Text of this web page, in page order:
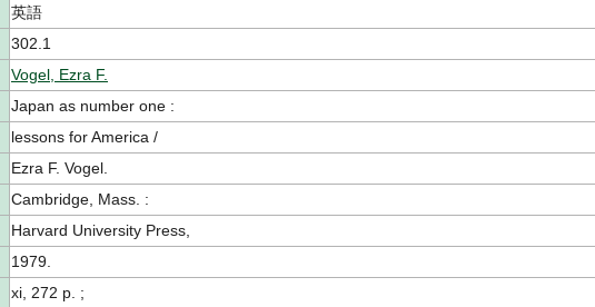
英語
302.1
Vogel, Ezra F.
Japan as number one :
lessons for America /
Ezra F. Vogel.
Cambridge, Mass. :
Harvard University Press,
1979.
xi, 272 p. ;